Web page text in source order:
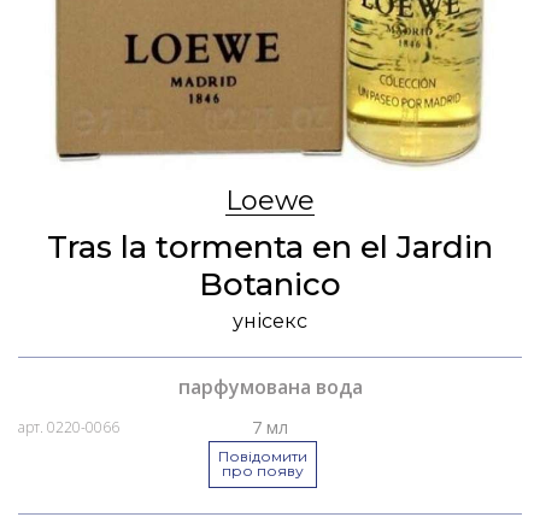
Loewe
Tras la tormenta en el Jardin
Botanico
унісекс
парфумована вода
арт. 0220-0066 7 мл
Повідомити
про появу